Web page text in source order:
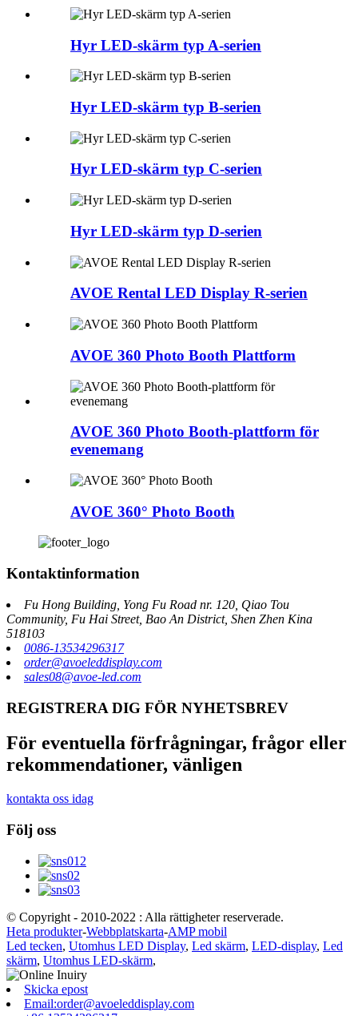
Hyr LED-skärm typ A-serien
Hyr LED-skärm typ B-serien
Hyr LED-skärm typ C-serien
Hyr LED-skärm typ D-serien
AVOE Rental LED Display R-serien
AVOE 360 Photo Booth Plattform
AVOE 360 Photo Booth-plattform för
evenemang
AVOE 360° Photo Booth
Kontaktinformation
Fu Hong Building, Yong Fu Road nr. 120, Qiao Tou
Community, Fu Hai Street, Bao An District, Shen Zhen Kina
518103
0086-13534296317
order@avoeleddisplay.com
sales08@avoe-led.com
REGISTRERA DIG FÖR NYHETSBREV
För eventuella förfrågningar, frågor eller
rekommendationer, vänligen
kontakta oss idag
Följ oss
© Copyright - 2010-2022 : Alla rättigheter reserverade.
Heta produkter-Webbplatskarta-AMP mobil
Led tecken, Utomhus LED Display, Led skärm, LED-display, Led
skärm, Utomhus LED-skärm,
Skicka epost
Email:order@avoeleddisplay.com